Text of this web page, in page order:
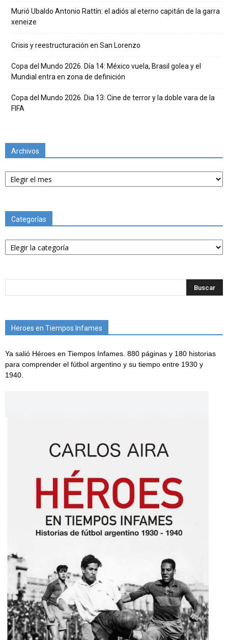
Murió Ubaldo Antonio Rattín: el adiós al eterno capitán de la garra
xeneize
Crisis y reestructuración en San Lorenzo
Copa del Mundo 2026. Día 14: México vuela, Brasil golea y el
Mundial entra en zona de definición
Copa del Mundo 2026. Dia 13: Cine de terror y la doble vara de la
FIFA
Archivos
Archivos
Categorías
Categorías
Heroes en Tiempos Infames
Ya salió Héroes en Tiempos Infames. 880 páginas y 180 historias
para comprender el fútbol argentino y su tiempo entre 1930 y
1940.